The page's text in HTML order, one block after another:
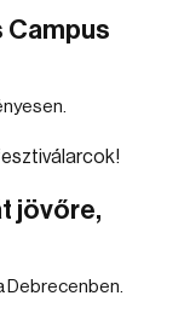
Campus
jövőre,
Debrecenben.